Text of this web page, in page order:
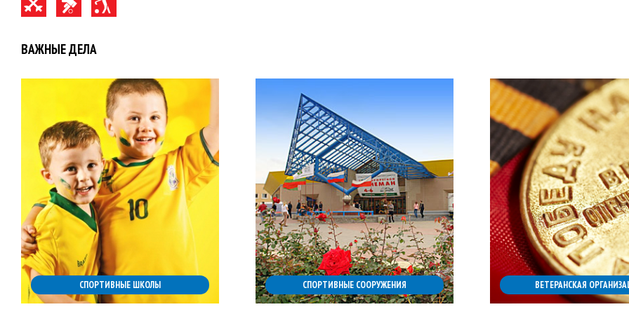
ВАЖНЫЕ ДЕЛА
СПОРТИВНЫЕ ШКОЛЫ СПОРТИВНЫЕ СООРУЖЕНИЯ ВЕТЕРАНСКАЯ